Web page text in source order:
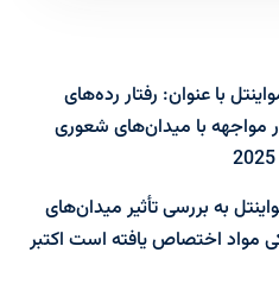
با عنوان: رفتار رده‌های
مواجهه با میدان‌های شعوری
به بررسی تأثیر میدان‌های
مواد اختصاص یافته است اکتبر